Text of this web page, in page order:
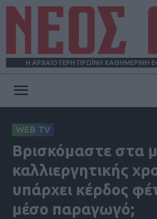
Η ΑΡΧΑΙΟΤΕΡΗ ΠΡΩΪΝΗ ΚΑΘΗΜΕΡΙΝΗ
ΑΓΩΝ
WEB TV
Βρισκόμαστε στα
καλλιεργητικής
υπάρχει κέρδος
μέσο παραγωγό;